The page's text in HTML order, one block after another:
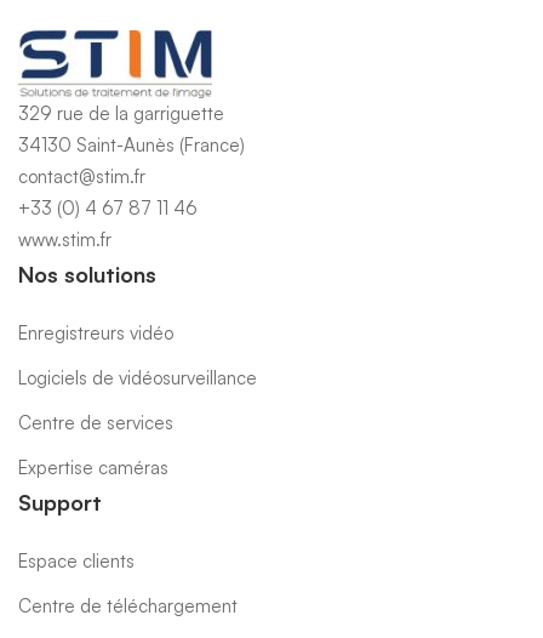
329 rue de la garriguette
34130 Saint-Aunès (France)
contact@stim.fr
+33 (0) 4 67 87 11 46
www.stim.fr
Nos solutions
Enregistreurs vidéo
Logiciels de vidéosurveillance
Centre de services
Expertise caméras
Support
Espace clients
Centre de téléchargement